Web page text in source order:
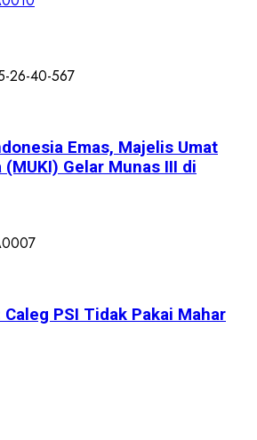
Emas, Majelis Umat
Gelar Munas III di
PSI Tidak Pakai Mahar